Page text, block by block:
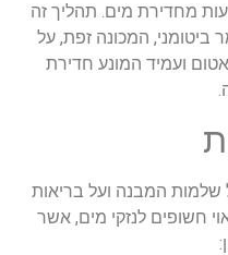
מחדירת מים. תהליך זה
המכונה זפת, על
ועמיד המונע חדירת
המבנה ועל בריאות
חשופים לנזקי מים, אשר